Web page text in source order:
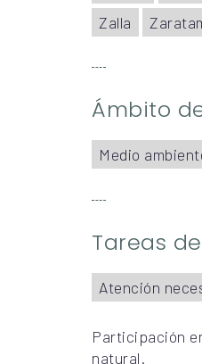
Zalla
Ámbito
Medio
Tareas
Atención
Participación
natural.